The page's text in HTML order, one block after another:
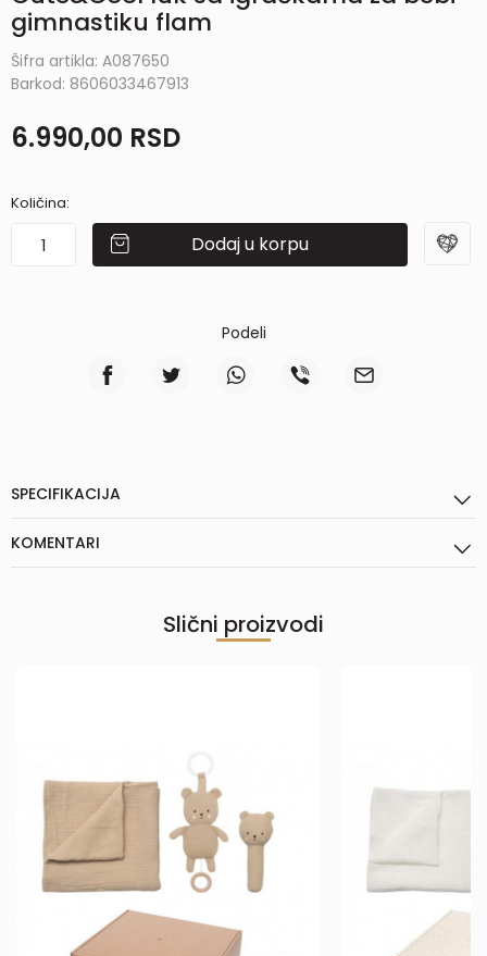
gimnastiku flam
Šifra artikla: A087650
Barkod: 8606033467913
6.990,00 RSD
Količina:
Dodaj u korpu
Podeli
SPECIFIKACIJA
KOMENTARI
Slični proizvodi